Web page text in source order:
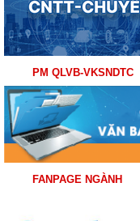
PM QLVB-VKSNDTC
FANPAGE NGÀNH